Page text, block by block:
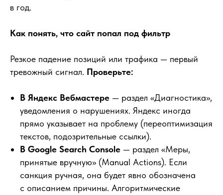
в год.
Как понять, что сайт попал под фильтр
Резкое падение позиций или трафика — первый
тревожный сигнал. Проверьте:
В Яндекс Вебмастере — раздел «Диагностика»,
уведомления о нарушениях. Яндекс иногда
прямо указывает на проблему (переоптимизация
текстов, подозрительные ссылки).
В Google Search Console — раздел «Меры,
принятые вручную» (Manual Actions). Если
санкция ручная, она будет явно обозначена
с описанием причины. Алгоритмические